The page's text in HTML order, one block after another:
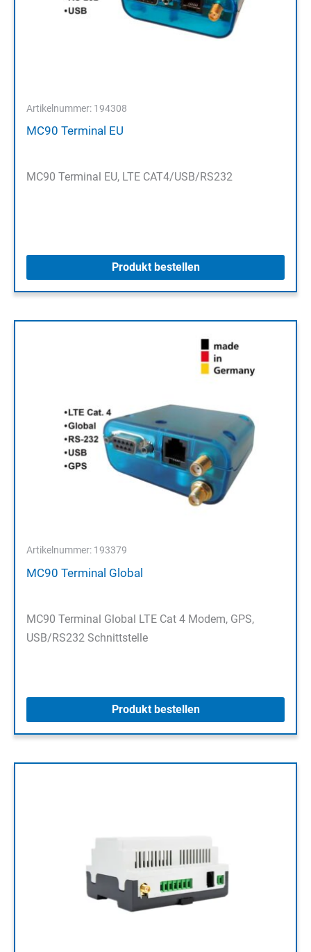
Artikelnummer: 194308
MC90 Terminal EU
MC90 Terminal EU, LTE CAT4/USB/RS232
Produkt bestellen
Artikelnummer: 193379
MC90 Terminal Global
MC90 Terminal Global LTE Cat 4 Modem, GPS,
USB/RS232 Schnittstelle
Produkt bestellen